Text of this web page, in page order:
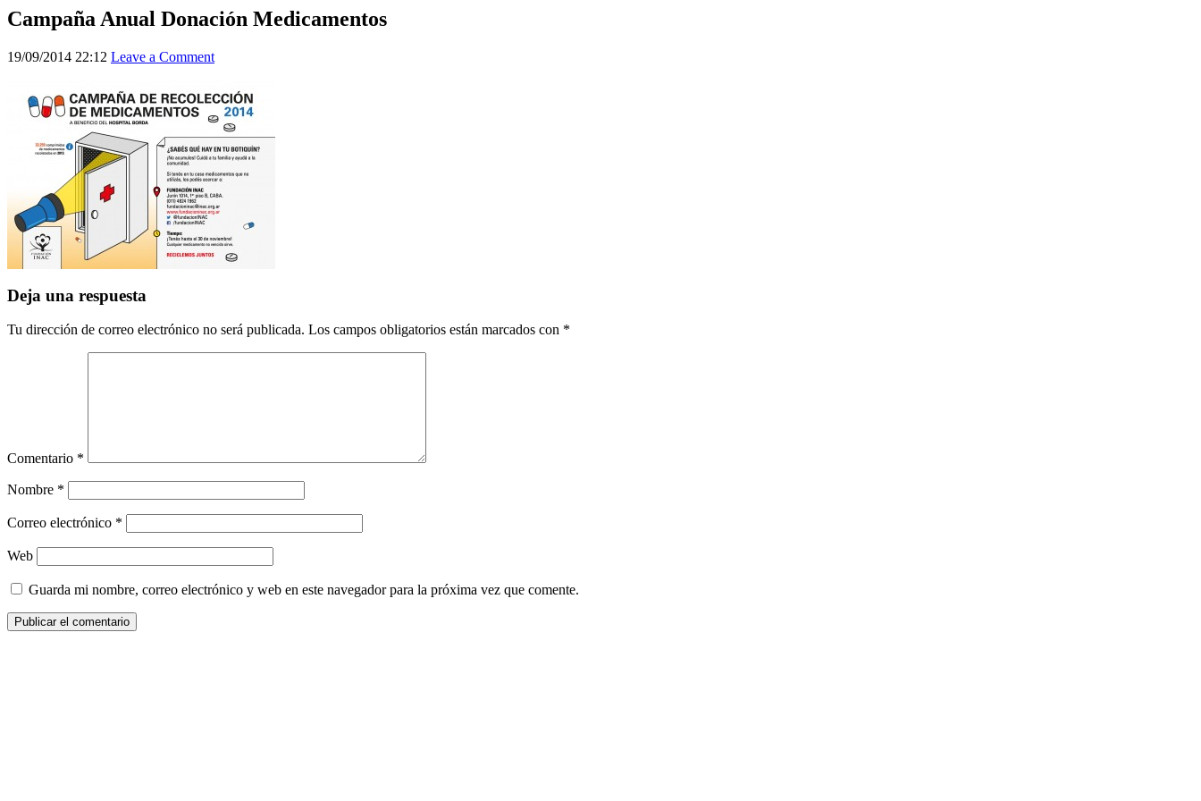
Campaña Anual Donación Medicamentos
19/09/2014 22:12 Leave a Comment
Deja una respuesta
Tu dirección de correo electrónico no será publicada. Los campos obligatorios están marcados con *
Comentario *
Nombre *
Correo electrónico *
Web
Guarda mi nombre, correo electrónico y web en este navegador para la próxima vez que comente.